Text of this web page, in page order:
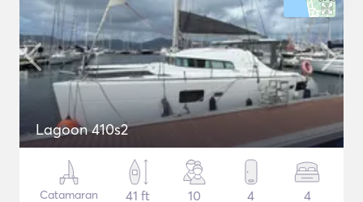
Lagoon 410s2
Catamaran
41 ft
10 4 4